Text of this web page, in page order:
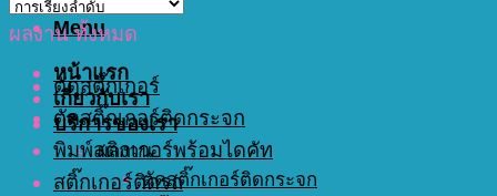
Menu
หน้าแรก
เกี่ยวกับเรา
บริการของเรา
ผลงาน
ตัดสติ๊กเกอร์ติดกระจก
ผลงาน ทั้งหมด
ตัดสติ๊กเกอร์
ตัดสติ๊กเกอร์ติดกระจก
พิมพ์สติกเกอร์พร้อมไดคัท
สติ๊กเกอร์ติดรถ